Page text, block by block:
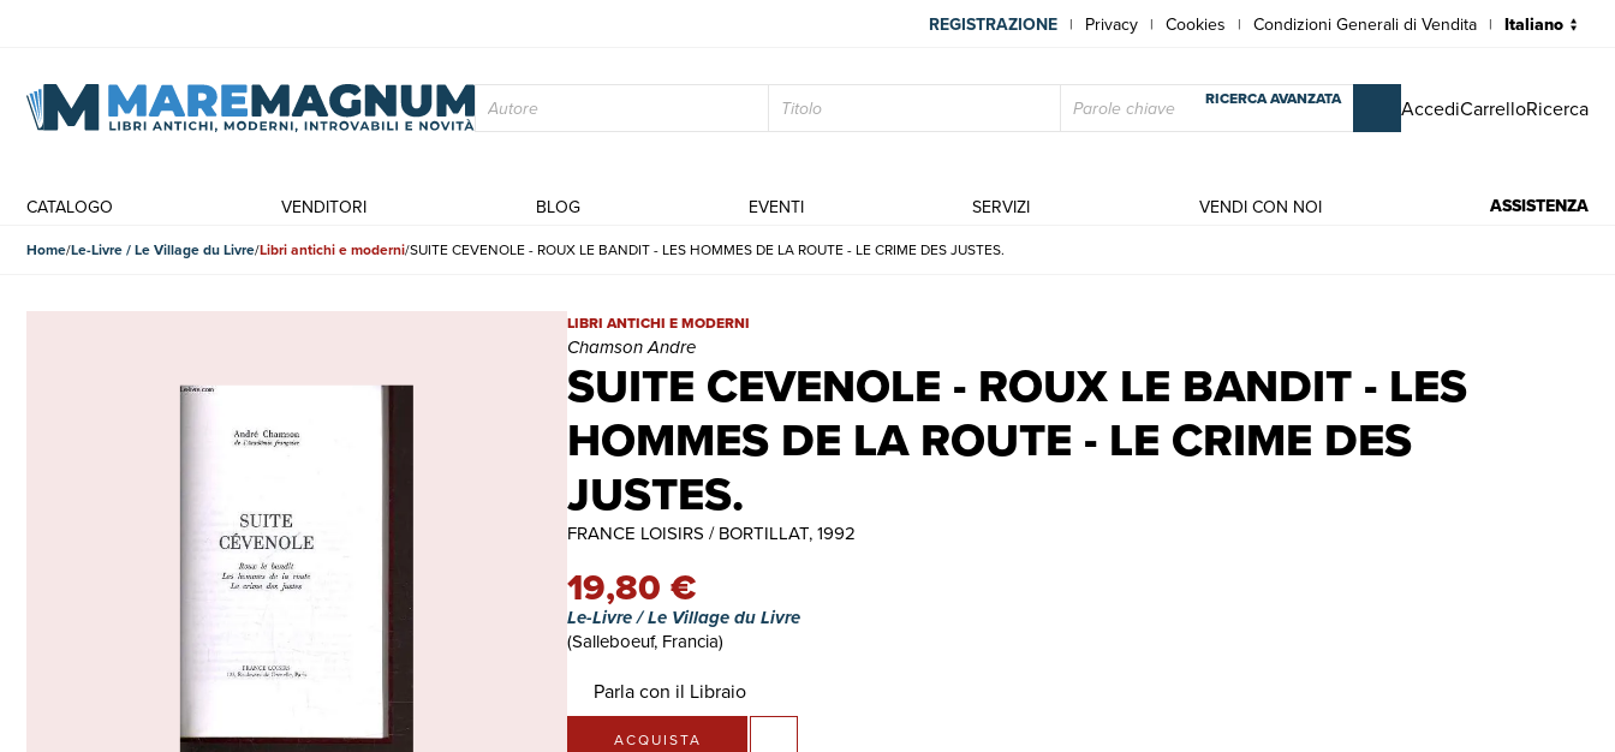
REGISTRAZIONE | Privacy | Cookies | Condizioni Generali di Vendita |
RICERCA AVANZATA AccediCarrelloRicerca
CATALOGO VENDITORI BLOG EVENTI SERVIZI VENDI CON NOI ASSISTENZA
Home Le-Livre / Le Village du Livre Libri antichi e moderni SUITE CEVENOLE - ROUX LE BANDIT - LES HOMMES DE LA ROUTE - LE CRIME DES JUSTES.
SUITE CEVENOLE - ROUX LE BANDIT - LES
HOMMES DE LA ROUTE - LE CRIME DES
JUSTES.
SUITE CEVENOLE - ROUX LE BANDIT - LES HOMMES DE LA ROUTE - LE CRIME DES JUSTES. | Libri antichi e moderni | Chamson
LIBRI ANTICHI E MODERNI
Chamson Andre
FRANCE LOISIRS / BORTILLAT, 1992
19,80 €
Le-Livre / Le Village du Livre
(Salleboeuf, Francia)
Parla con il Libraio
ACQUISTA